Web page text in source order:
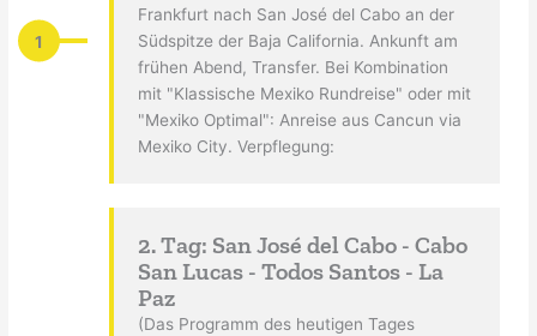
1
Frankfurt nach San José del Cabo an der
Südspitze der Baja California. Ankunft am
frühen Abend, Transfer. Bei Kombination
mit "Klassische Mexiko Rundreise" oder mit
"Mexiko Optimal": Anreise aus Cancun via
Mexiko City. Verpflegung:
2. Tag: San José del Cabo - Cabo
San Lucas - Todos Santos - La
Paz
(Das Programm des heutigen Tages